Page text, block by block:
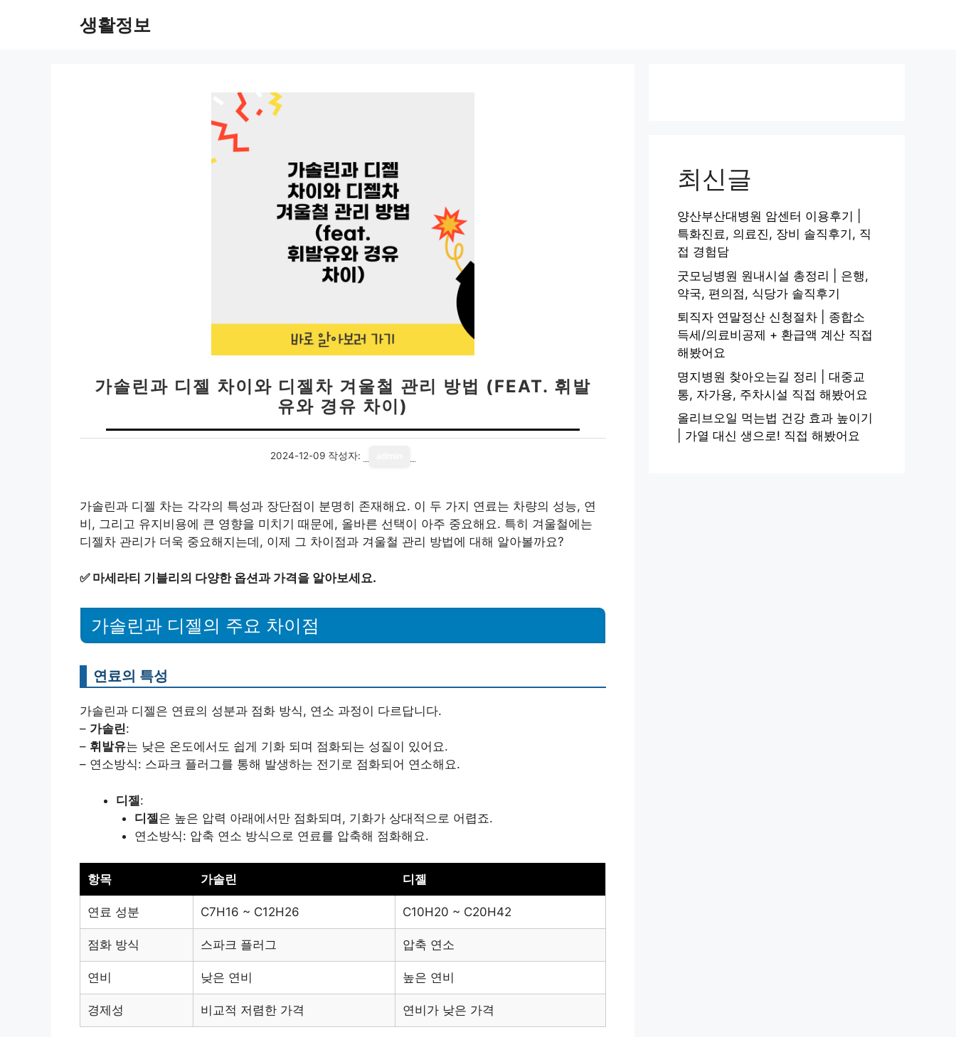
생활정보
가솔린과 디젤 차이와 디젤차 겨울철 관리 방법 (FEAT. 휘발
유와 경유 차이)
2024-12-09 작성자:
가솔린과 디젤 차는 각각의 특성과 장단점이 분명히 존재해요. 이 두 가지 연료는 차량의 성능, 연
비, 그리고 유지비용에 큰 영향을 미치기 때문에, 올바른 선택이 아주 중요해요. 특히 겨울철에는
디젤차 관리가 더욱 중요해지는데, 이제 그 차이점과 겨울철 관리 방법에 대해 알아볼까요?
✅ 마세라티 기블리의 다양한 옵션과 가격을 알아보세요.
가솔린과 디젤의 주요 차이점
연료의 특성
가솔린과 디젤은 연료의 성분과 점화 방식, 연소 과정이 다르답니다.
– 가솔린:
– 휘발유는 낮은 온도에서도 쉽게 기화 되며 점화되는 성질이 있어요.
– 연소방식: 스파크 플러그를 통해 발생하는 전기로 점화되어 연소해요.
디젤:
디젤은 높은 압력 아래에서만 점화되며, 기화가 상대적으로 어렵죠.
연소방식: 압축 연소 방식으로 연료를 압축해 점화해요.
항목 가솔린 디젤
연료 성분 C7H16 ~ C12H26 C10H20 ~ C20H42
점화 방식 스파크 플러그 압축 연소
연비 낮은 연비 높은 연비
경제성 비교적 저렴한 가격 연비가 낮은 가격
최신글
양산부산대병원 암센터 이용후기 |
특화진료, 의료진, 장비 솔직후기, 직
접 경험담
굿모닝병원 원내시설 총정리 | 은행,
약국, 편의점, 식당가 솔직후기
퇴직자 연말정산 신청절차 | 종합소
득세/의료비공제 + 환급액 계산 직접
해봤어요
명지병원 찾아오는길 정리 | 대중교
통, 자가용, 주차시설 직접 해봤어요
올리브오일 먹는법 건강 효과 높이기
| 가열 대신 생으로! 직접 해봤어요